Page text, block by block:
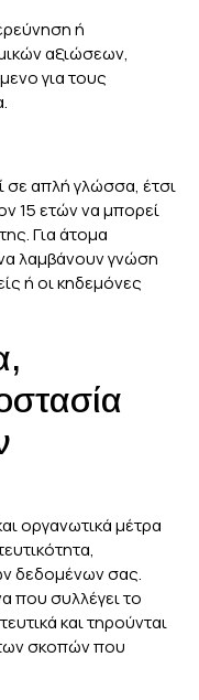
ή
αξιώσεων,
για τους
σε απλή γλώσσα, έτσι
15 ετών να μπορεί
Για άτομα
λαμβάνουν γνώση
ή οι κηδεμόνες
οργανωτικά μέτρα
δεδομένων σας.
που συλλέγει το
και τηρούνται
σκοπών που